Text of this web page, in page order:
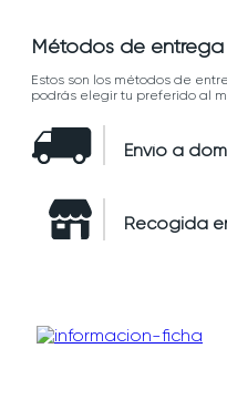
Métodos de entrega
Estos son los métodos de
podrás elegir tu preferido al
Envío a
Recogida